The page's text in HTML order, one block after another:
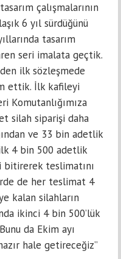
çalışmalarının
6 yıl sürdüğünü
tasarım
seri imalata geçtik.
ilk sözleşmede
ettik. İlk kafileyi
Komutanlığımıza
silah siparişi daha
ve 33 bin adetlik
4 bin 500 adetlik
teslimatını
de her teslimat 4
kalan silahların
ikinci 4 bin 500’lük
da Ekim ayı
hale getireceğiz”